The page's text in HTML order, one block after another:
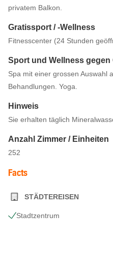
privatem Balkon.
Gratissport / -Wellness
Fitnesscenter (24 Stunden
Sport und Wellness gegen
Spa mit einer grossen Auswahl
Behandlungen. Yoga.
Hinweis
Sie erhalten täglich
Anzahl Zimmer / Einheiten
252
Facts
STÄDTEREISEN
Stadtzentrum